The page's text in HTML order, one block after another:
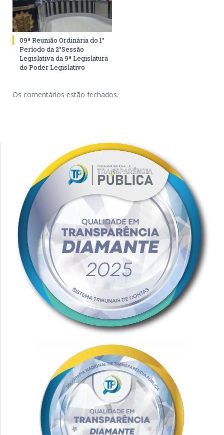
09ª Reunião Ordinária do 1°
Período da 2°Sessão
Legislativa da 9ª Legislatura
do Poder Legislativo
Os comentários estão fechados.